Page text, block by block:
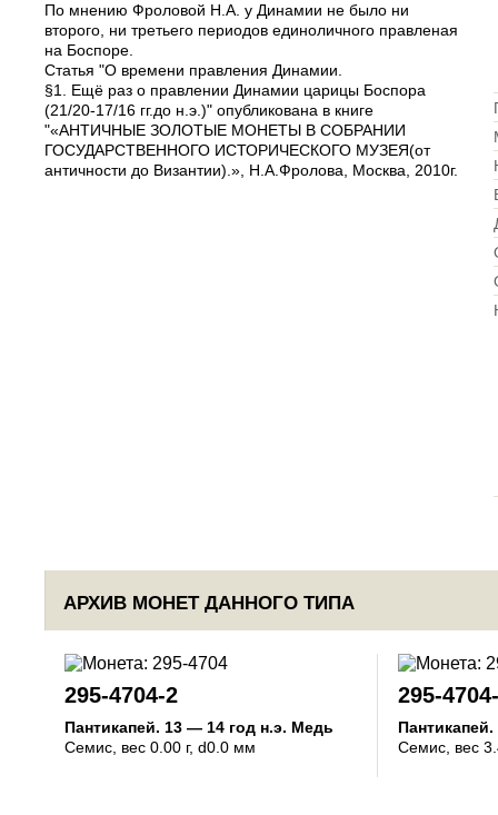
По мнению Фроловой Н.А. у Динамии не было ни
второго, ни третьего периодов единоличного правленая
на Боспоре.
Статья "О времени правления Динамии.
§1. Ещё раз о правлении Динамии царицы Боспора
(21/20-17/16 гг.до н.э.)" опубликована в книге
"«АНТИЧНЫЕ ЗОЛОТЫЕ МОНЕТЫ В СОБРАНИИ
ГОСУДАРСТВЕННОГО ИСТОРИЧЕСКОГО МУЗЕЯ(от
античности до Византии).», Н.А.Фролова, Москва, 2010г.
АРХИВ МОНЕТ ДАННОГО ТИПА
295-4704-2
Пантикапей. 13 — 14 год н.э. Медь
Семис , вес 0.00 г, d0.0 мм
295-
Пантикапей.
Семис , вес